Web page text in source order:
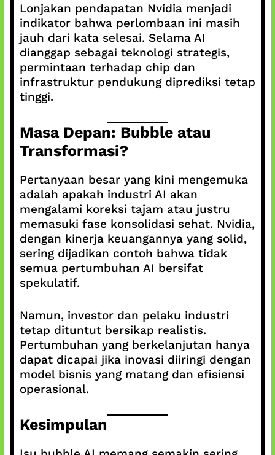
Lonjakan pendapatan Nvidia menjadi
indikator bahwa perlombaan ini masih
jauh dari kata selesai. Selama AI
dianggap sebagai teknologi strategis,
permintaan terhadap chip dan
infrastruktur pendukung diprediksi tetap
tinggi.
Masa Depan: Bubble atau
Transformasi?
Pertanyaan besar yang kini mengemuka
adalah apakah industri AI akan
mengalami koreksi tajam atau justru
memasuki fase konsolidasi sehat. Nvidia,
dengan kinerja keuangannya yang solid,
sering dijadikan contoh bahwa tidak
semua pertumbuhan AI bersifat
spekulatif.
Namun, investor dan pelaku industri
tetap dituntut bersikap realistis.
Pertumbuhan yang berkelanjutan hanya
dapat dicapai jika inovasi diiringi dengan
model bisnis yang matang dan efisiensi
operasional.
Kesimpulan